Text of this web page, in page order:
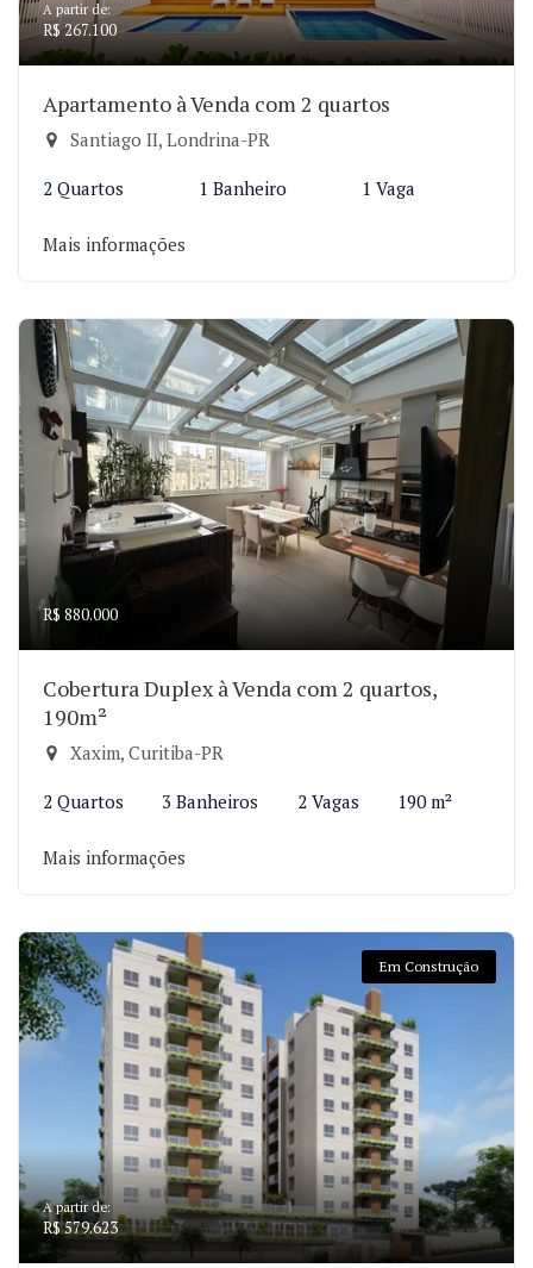
A partir de:
R$ 267.100
Apartamento à Venda com 2 quartos
Santiago II, Londrina-PR
2 Quartos 1 Banheiro 1 Vaga
Mais informações
R$ 880.000
Cobertura Duplex à Venda com 2 quartos,
190m²
Xaxim, Curitiba-PR
2 Quartos 3 Banheiros 2 Vagas 190 m²
Mais informações
Em Construção
A partir de:
R$ 579.623